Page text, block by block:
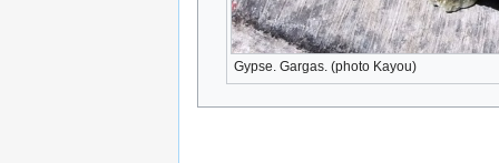
Gypse. Gargas. (photo Kayou)